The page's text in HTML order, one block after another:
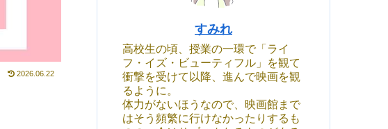
2026.06.22
すみれ
高校生の頃、授業の一環で「ライ
フ・イズ・ビューティフル」を観て
衝撃を受けて以降、進んで映画を観
るように。
体力がないほうなので、映画館まで
はそう頻繁に行けなかったりするも